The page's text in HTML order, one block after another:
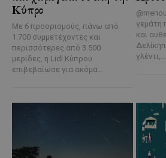
Κύπρο
Με 6 προορισμούς, πάνω από
1.700 συμμετέχοντες και
περισσότερες από 3.500
μερίδες, η Lidl Κύπρου
επιβεβαίωσε για ακόμα...
γεμάτη
και
γλέντι,...